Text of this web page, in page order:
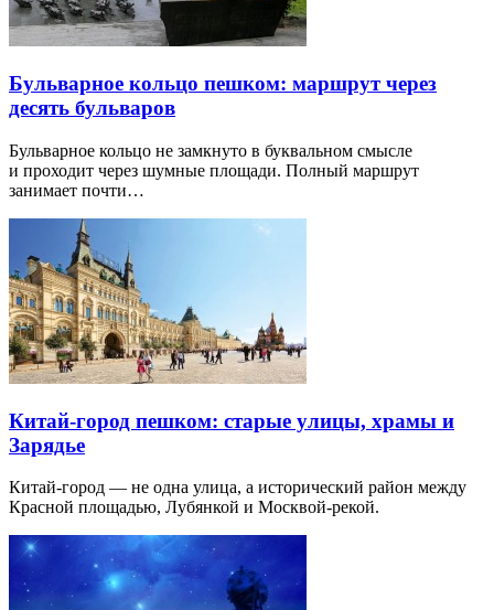
Бульварное кольцо пешком: маршрут через
десять бульваров
Бульварное кольцо не замкнуто в буквальном смысле
и проходит через шумные площади. Полный маршрут
занимает почти…
Китай-город пешком: старые улицы, храмы и
Зарядье
Китай-город — не одна улица, а исторический район между
Красной площадью, Лубянкой и Москвой-рекой.